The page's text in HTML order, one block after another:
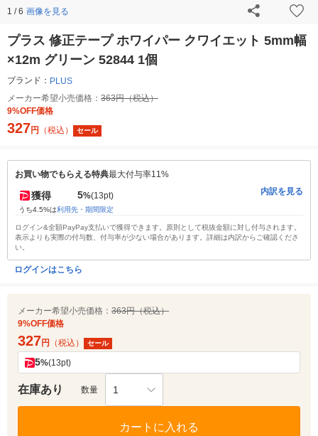
1 / 6 画像を見る
プラス 修正テープ ホワイパー クワイエット 5mm幅
×12m グリーン 52844 1個
ブランド： PLUS
メーカー希望小売価格： 363円（税込）
9%OFF価格
327円 （税込） セール
お買い物でもらえる特典最大付与率11%
獲得 5%(13pt)
うち4.5%は利用先・期間限定
内訳を見る
ログイン&全額PayPay支払いで獲得できます。原則として税抜金額に対し付与されます。
表示よりも実際の付与数、付与率が少ない場合があります。詳細は内訳からご確認くださ
い。
ログインはこちら
メーカー希望小売価格： 363円（税込）
9%OFF価格
327円 （税込） セール
5%(13pt)
在庫あり 数量 1
カートに入れる